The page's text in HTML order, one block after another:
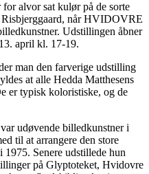
alvor sat kulør på de sorte
når HVIDOVRE
Udstillingen åbner
april kl. 17-19.
man den farverige udstilling
at alle Hedda Matthesens
er typisk koloristiske, og de
udøvende billedkunstner i
til at arrangere den store
Senere udstillede hun
på Glyptoteket, Hvidovre